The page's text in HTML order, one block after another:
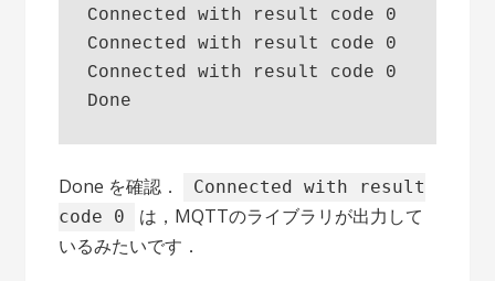
Connected with result code 0
Connected with result code 0
Connected with result code 0
Done を確認．
Connected with result
code 0
は，MQTTのライブラリが出力して
いるみたいです．